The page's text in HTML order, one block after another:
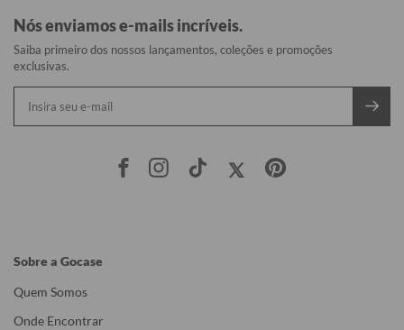
Nós enviamos e-mails incríveis.
Saiba primeiro dos nossos lançamentos, coleções e promoções
exclusivas.
Sobre a Gocase
Quem Somos
Onde Encontrar